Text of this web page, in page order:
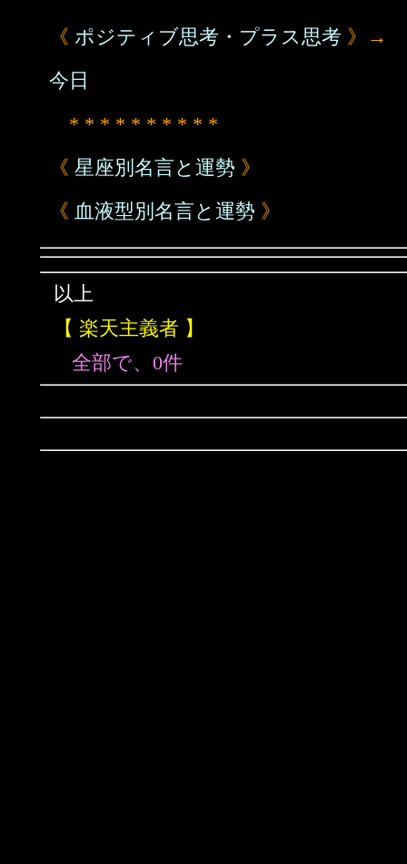
《 ポジティブ思考・プラス思考 》→
今日
* * * * * * * * * *
《 星座別名言と運勢 》
《 血液型別名言と運勢 》
以上
【 楽天主義者 】
全部で、0件